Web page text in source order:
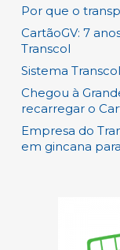
Por que o
CartãoGV: 7
Transcol
Sistema
Chegou à
recarregar o
Empresa do
em gincana